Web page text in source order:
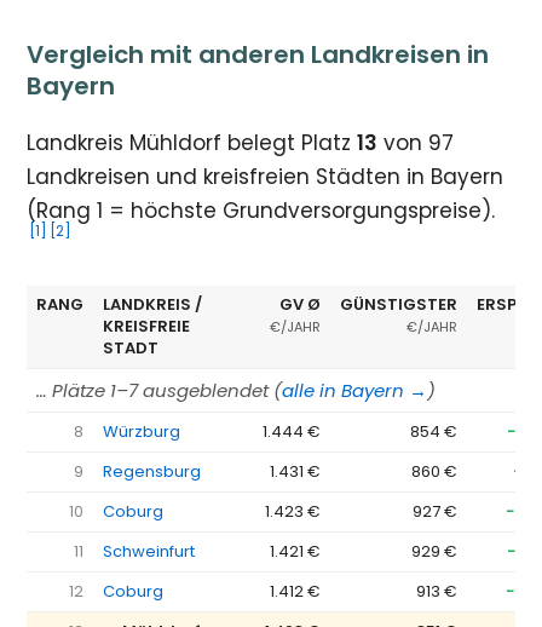
Vergleich mit anderen Landkreisen in
Bayern
Landkreis Mühldorf belegt Platz13 von 97
Landkreisen und kreisfreien Städten in Bayern
(Rang 1 = höchste Grundversorgungspreise).
[1] [2]
RANG
LANDKREIS /
KREISFREIE
STADT
GV Ø
€/JAHR
GÜNSTIGSTER
€/JAHR
… Plätze 1–7 ausgeblendet (alle in Bayern → )
8 Würzburg 1.444 € 854 €
9
Regensburg 1.431 € 860 €
10
Coburg 1.423 € 927 €
11
Schweinfurt 1.421 € 929 €
12
Coburg 1.412 € 913 €